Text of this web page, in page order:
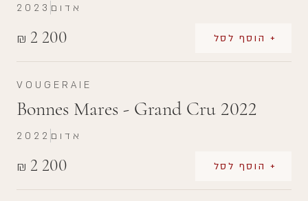
₪ 2 200 + הוסף לסל
2023 אדום
VOUGERAIE
Bonnes Mares - Grand Cru 2022
₪ 2 200 + הוסף לסל
2022 אדום